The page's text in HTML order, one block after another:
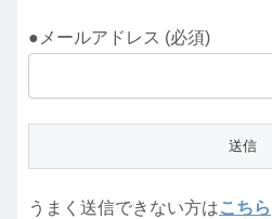
●メールアドレス (必須)
うまく送信できない方はこちら